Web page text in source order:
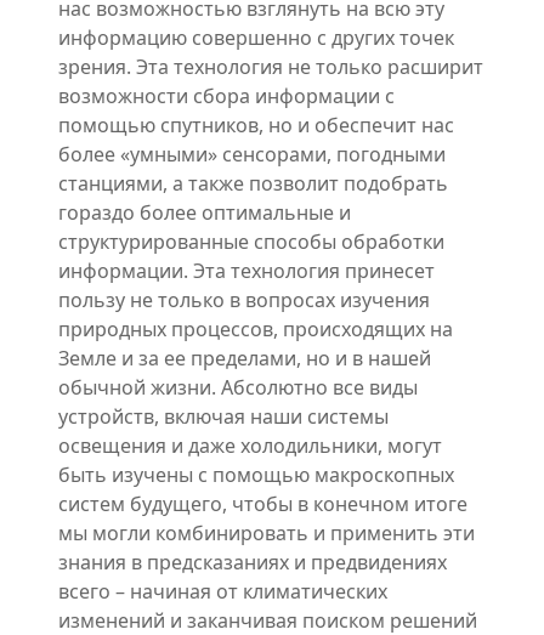
нас возможностью взглянуть на всю эту
информацию совершенно с других точек
зрения. Эта технология не только расширит
возможности сбора информации с
помощью спутников, но и обеспечит нас
более «умными» сенсорами, погодными
станциями, а также позволит подобрать
гораздо более оптимальные и
структурированные способы обработки
информации. Эта технология принесет
пользу не только в вопросах изучения
природных процессов, происходящих на
Земле и за ее пределами, но и в нашей
обычной жизни. Абсолютно все виды
устройств, включая наши системы
освещения и даже холодильники, могут
быть изучены с помощью макроскопных
систем будущего, чтобы в конечном итоге
мы могли комбинировать и применить эти
знания в предсказаниях и предвидениях
всего – начиная от климатических
изменений и заканчивая поиском решений